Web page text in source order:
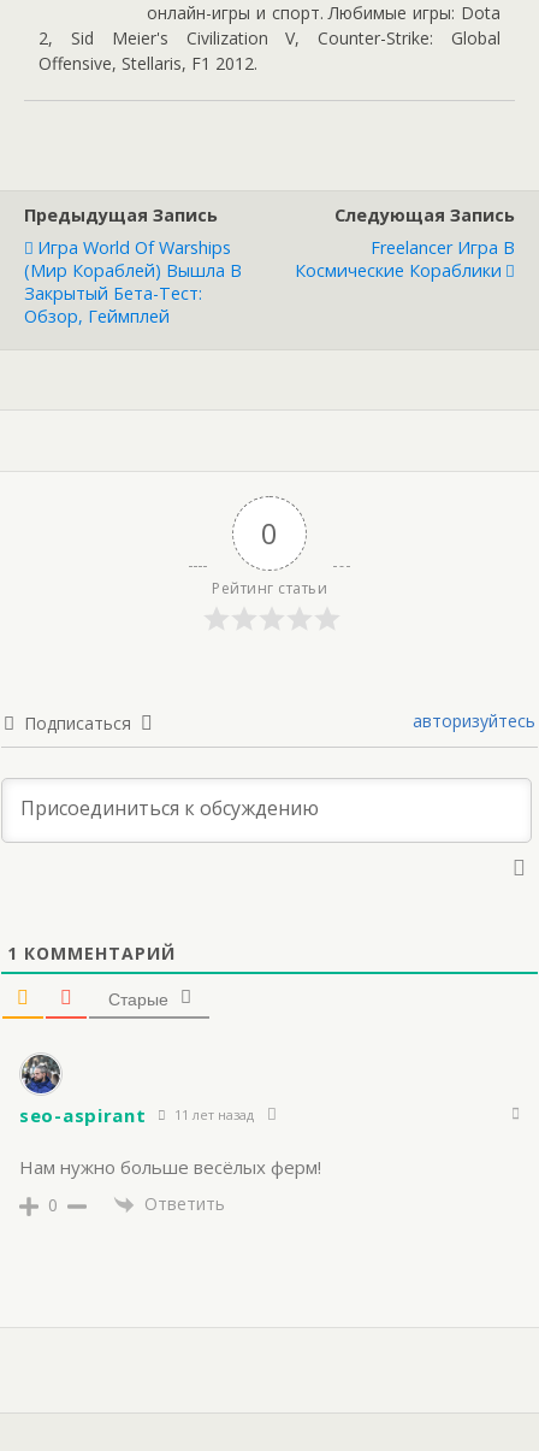
онлайн-игры и спорт. Любимые игры: Dota
2, Sid Meier's Civilization V, Counter-Strike: Global
Offensive, Stellaris, F1 2012.
Предыдущая Запись
Игра World Of Warships
(Мир Кораблей) Вышла В
Закрытый Бета-Тест:
Обзор, Геймплей
Следующая Запись
Freelancer Игра В
Космические Кораблики
0
Рейтинг статьи
Подписаться авторизуйтесь
1 КОММЕНТАРИЙ
Старые
seo-aspirant 11 лет назад
Нам нужно больше весёлых ферм!
0 Ответить